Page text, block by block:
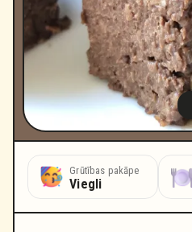
Grūtības pakāpe
Viegli